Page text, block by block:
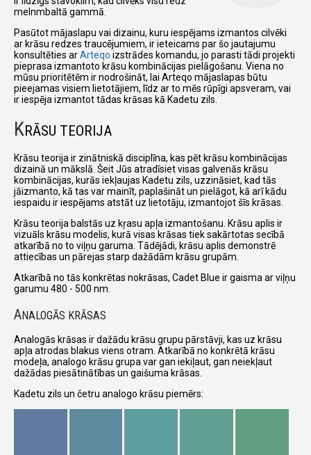
melnmbaltā gammā.
Pasūtot mājaslapu vai dizainu, kuru iespējams izmantos cilvēki
ar krāsu redzes traucējumiem, ir ieteicams par šo jautajumu
konsultēties arArteqo izstrādes komandu, jo parasti tādi projekti
pieprasa izmantoto krāsu kombinācijas pielāgošanu. Viena no
mūsu prioritētēm ir nodrošināt, lai Arteqo mājaslapas būtu
pieejamas visiem lietotājiem, līdz ar to mēs rūpīgi apsveram, vai
ir iespēja izmantot tādas krāsas kā Kadetu zils.
KRĀSU TEORIJA
Krāsu teorija ir zinātniskā disciplīna, kas pēt krāsu kombinācijas
dizainā un mākslā. Šeit Jūs atradīsiet visas galvenās krāsu
kombinācijas, kurās iekļaujas Kadetu zils, uzzināsiet, kad tās
jāizmanto, kā tas var mainīt, paplašināt un pielāgot, kā arī kādu
iespaidu ir iespējams atstāt uz lietotāju, izmantojot šīs krāsas.
Krāsu teorija balstās uz kŗasu apļa izmantošanu. Krāsu aplis ir
vizuāls krāsu modelis, kurā visas krāsas tiek sakārtotas secībā
atkarībā no to viļņu garuma. Tādējādi, krāsu aplis demonstrē
attiecības un pārejas starp dažādām krāsu grupām.
Atkarībā no tās konkrētas nokrāsas, Cadet Blue ir gaisma ar viļņu
garumu 480 - 500 nm.
ANALOGĀS KRĀSAS
Analogās krāsas ir dažādu krāsu grupu pārstāvji, kas uz krāsu
apļa atrodas blakus viens otram. Atkarībā no konkrētā krāsu
modeļa, analogo krāsu grupa var gan iekiļaut, gan neiekļaut
dažādas piesātinātības un gaišuma krāsas.
Kadetu zils un četru analogo krāsu piemērs: